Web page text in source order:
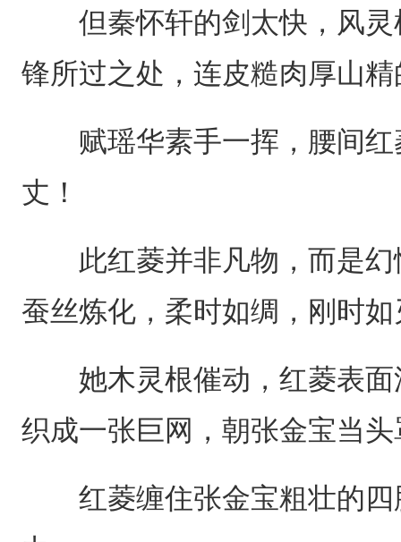
但秦怀轩的剑太快，风灵
锋所过之处，连皮糙肉厚山
赋瑶华素手一挥，腰间红
丈！
此红菱并非凡物，而是幻
蚕丝炼化，柔时如绸，刚时如
她木灵根催动，红菱表面
织成一张巨网，朝张金宝当
红菱缠住张金宝粗壮的四